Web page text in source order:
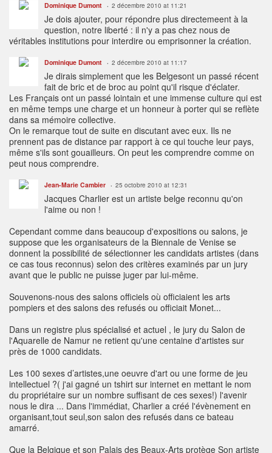
Dominique Dumont 2 décembre 2010 at 11:21
Je dois ajouter, pour répondre plus directemeent à la
question, notre liberté : il n'y a pas chez nous de
véritables institutions pour interdire ou emprisonner la création.
Dominique Dumont 2 décembre 2010 at 11:17
Je dirais simplement que les Belgesont un passé récent
fait de bric et de broc au point qu'il risque d'éclater.
Les Français ont un passé lointain et une immense culture qui est
en même temps une charge et un honneur à porter qui se reflète
dans sa mémoire collective.
On le remarque tout de suite en discutant avec eux. Ils ne
prennent pas de distance par rapport à ce qui touche leur pays,
même s'ils sont gouailleurs. On peut les comprendre comme on
peut nous comprendre.
Jean-Marie Cambier 25 octobre 2010 at 12:31
Jacques Charlier est un artiste belge reconnu qu'on
l'aime ou non !
Cependant comme dans beaucoup d'expositions ou salons, je
suppose que les organisateurs de la Biennale de Venise se
donnent la possibilité de sélectionner les candidats artistes (dans
ce cas tous reconnus) selon des critères examinés par un jury
avant que le public ne puisse juger par lui-même.
Souvenons-nous des salons officiels où officiaient les arts
pompiers et des salons des refusés ou officiait Monet...
Dans un registre plus spécialisé et actuel , le jury du Salon de
l'Aquarelle de Namur ne retient qu'une centaine d'artistes sur
près de 1000 candidats.
Les 100 sexes d’artistes,une oeuvre d'art ou une forme de jeu
intellectuel ?( j'ai gagné un tshirt sur internet en mettant le nom
du propriétaire sur un nombre suffisant de ces sexes!) l'avenir
nous le dira ... Dans l'immédiat, Charlier a créé l'évènement en
organisant,tout seul,son salon des refusés dans ce bateau
amarré.
Que la Belgique et son Palais des Beaux-Arts protège Son artiste